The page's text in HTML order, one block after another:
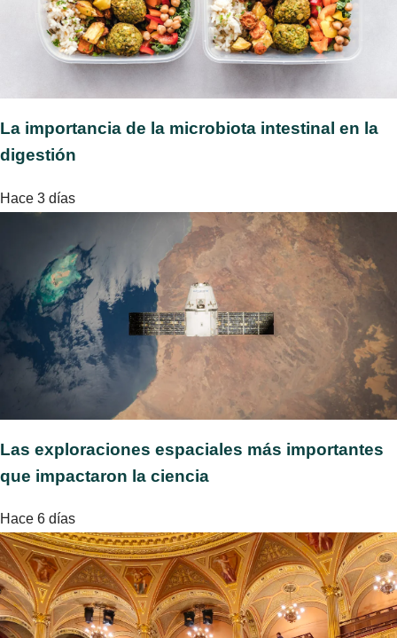
La importancia de la microbiota intestinal en la
digestión
Hace 3 días
Las exploraciones espaciales más importantes
que impactaron la ciencia
Hace 6 días